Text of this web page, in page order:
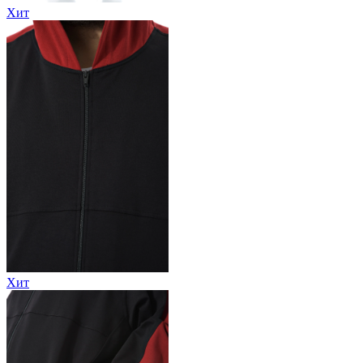
Хит
Хит